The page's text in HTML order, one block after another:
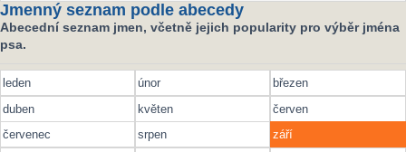
Jmenný seznam podle abecedy
Abecední seznam jmen, včetně jejich popularity pro výběr jména
psa.
leden únor
březen
duben
květen
červen
červenec
srpen
září